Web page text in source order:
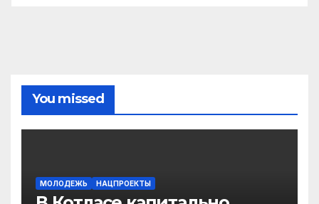
You missed
МОЛОДЕЖЬ НАЦПРОЕКТЫ